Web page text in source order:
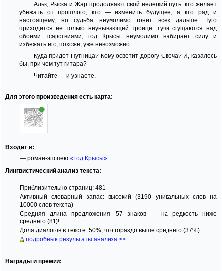
Альк, Рыска и Жар продолжают свой нелегкий путь: кто желает
убежать от прошлого, кто — изменить будущее, а кто рад и
настоящему, но судьба неумолимо гонит всех дальше. Туго
приходится не только неунывающей троице: тучи сгущаются над
обоими тсарствиями, год Крысы неумолимо набирает силу и
избежать его, похоже, уже невозможно.
Куда придет Путница? Кому осветит дорогу Свеча? И, казалось
бы, при чем тут гитара?
Читайте — и узнаете.
Для этого произведения есть карта:
Входит в:
— роман-эпопею «Год Крысы»
Лингвистический анализ текста:
Приблизительно страниц: 481
Активный словарный запас: высокий (3190 уникальных слов на
10000 слов текста)
Средняя длина предложения: 57 знаков — на редкость ниже
среднего (81)!
Доля диалогов в тексте: 50%, что гораздо выше среднего (37%)
подробные результаты анализа >>
Награды и премии: